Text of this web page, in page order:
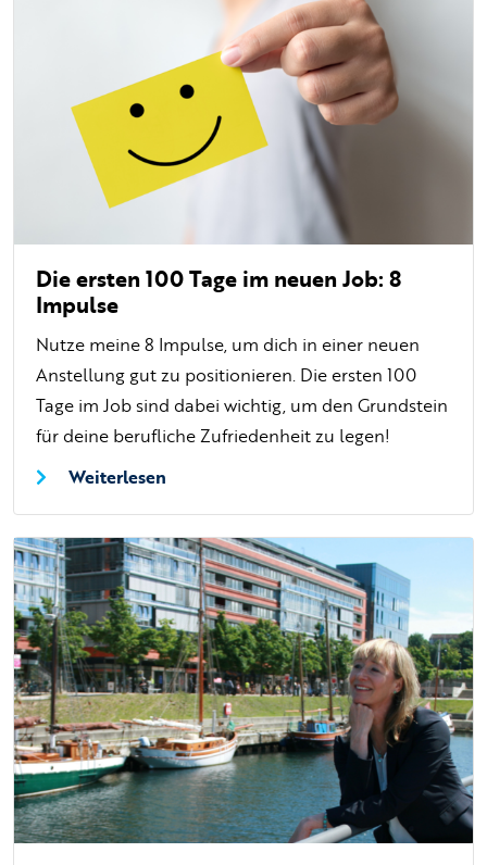
Die ersten 100 Tage im neuen Job: 8
Impulse
Nutze meine 8 Impulse, um dich in einer neuen
Anstellung gut zu positionieren. Die ersten 100
Tage im Job sind dabei wichtig, um den Grundstein
für deine berufliche Zufriedenheit zu legen!
Weiterlesen